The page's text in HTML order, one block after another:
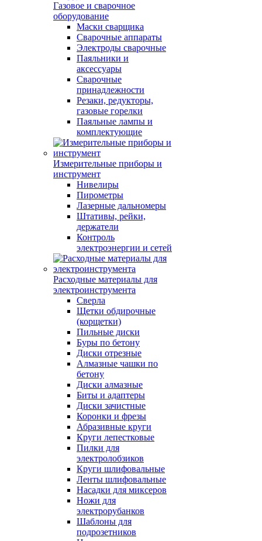
Газовое и сварочное
оборудование
Маски сварщика
Сварочные аппараты
Электроды сварочные
Паяльники и
аксессуары
Сварочные
принадлежности
Резаки, редукторы,
газовые горелки
Паяльные лампы и
комплектующие
Измерительные приборы и
инструмент
Нивелиры
Пирометры
Лазерные дальномеры
Штативы, рейки,
держатели
Контроль
электроэнергии и сетей
Расходные материалы для
электроинструмента
Сверла
Щетки обдирочные
(корщетки)
Пильные диски
Буры по бетону
Диски отрезные
Алмазные чашки по
бетону
Диски алмазные
Биты и адаптеры
Диски зачистные
Коронки и фрезы
Абразивные круги
Круги лепестковые
Пилки для
электролобзиков
Круги шлифовальные
Ленты шлифовальные
Насадки для миксеров
Ножи для
электрорубанков
Шаблоны для
подрозетников